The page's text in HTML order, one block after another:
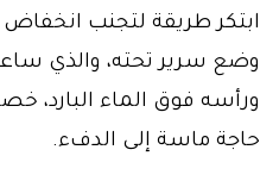
ابتكر طريقة لتجنب
وضع سرير تحته، والذي
ورأسه فوق الماء البارد،
حاجة ماسة إلى الدفء.